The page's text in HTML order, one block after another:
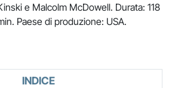
e Malcolm McDowell. Durata: 118
Paese di produzione: USA.
INDICE